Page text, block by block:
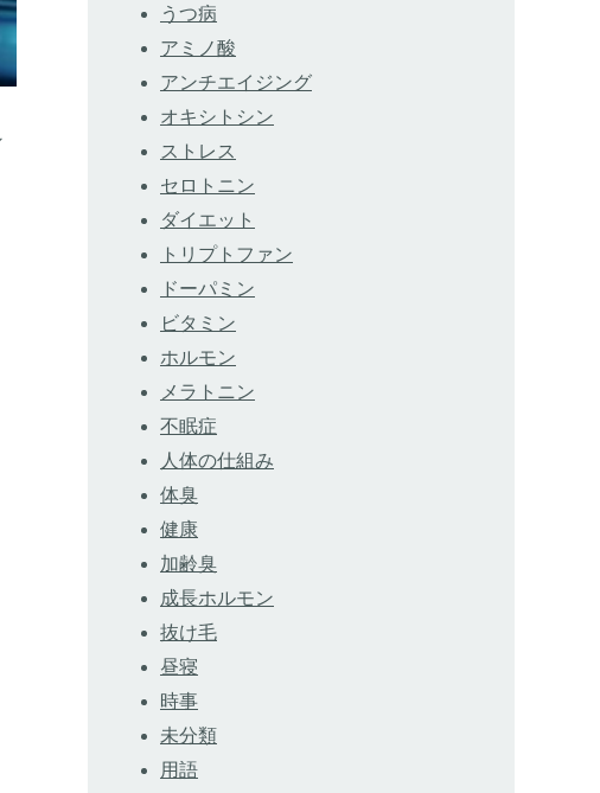
うつ病
アミノ酸
アンチエイジング
オキシトシン
ストレス
セロトニン
ダイエット
トリプトファン
ドーパミン
ビタミン
ホルモン
メラトニン
不眠症
人体の仕組み
体臭
健康
加齢臭
成長ホルモン
抜け毛
昼寝
時事
未分類
用語